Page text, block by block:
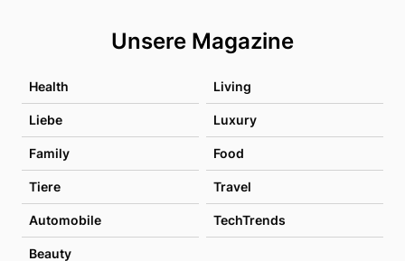
Unsere Magazine
Health Living
Liebe Luxury
Family Food
Tiere Travel
Automobile TechTrends
Beauty